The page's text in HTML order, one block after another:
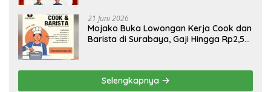
21 Juni 2026
Mojako Buka Lowongan Kerja Cook dan
Barista di Surabaya, Gaji Hingga Rp2,5
Selengkapnya